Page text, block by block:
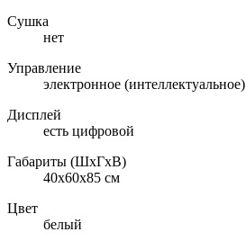
Сушка
нет
Управление
электронное (интеллектуальное)
Дисплей
есть цифровой
Габариты (ШxГxВ)
40x60x85 см
Цвет
белый